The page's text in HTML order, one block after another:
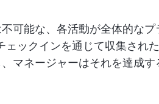
可能な、各活動が全体的な
ェックインを通じて収集され
マネージャーはそれを達成